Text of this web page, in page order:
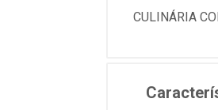
CULINÁRIA